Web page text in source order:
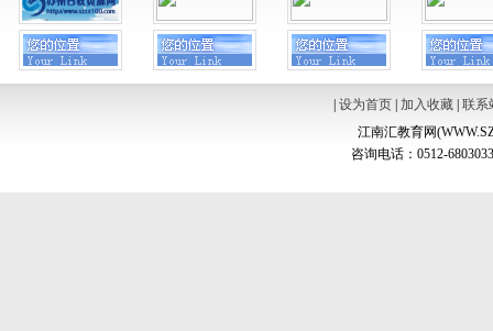
设为首页| 加入收藏| 联系
江南汇教育网
咨询电话：0512-